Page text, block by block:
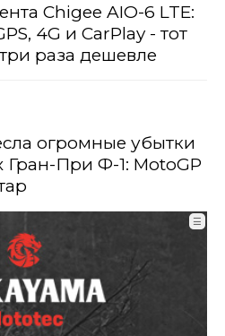
Chigee AIO-6 LTE:
4G и CarPlay - тот
раза дешевле
огромные убытки
Гран-При Ф-1: MotoGP
☰